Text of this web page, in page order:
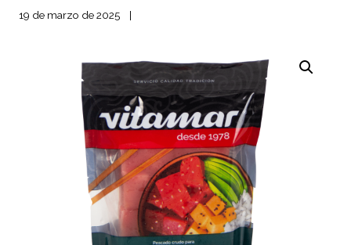
19 de marzo de 2025